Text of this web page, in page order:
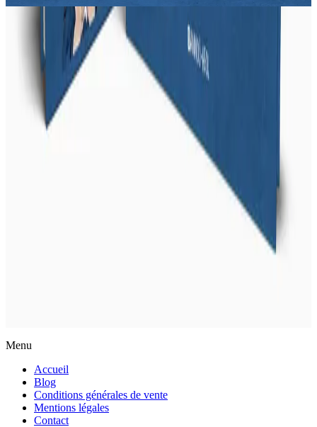
Menu
Accueil
Blog
Conditions générales de vente
Mentions légales
Contact